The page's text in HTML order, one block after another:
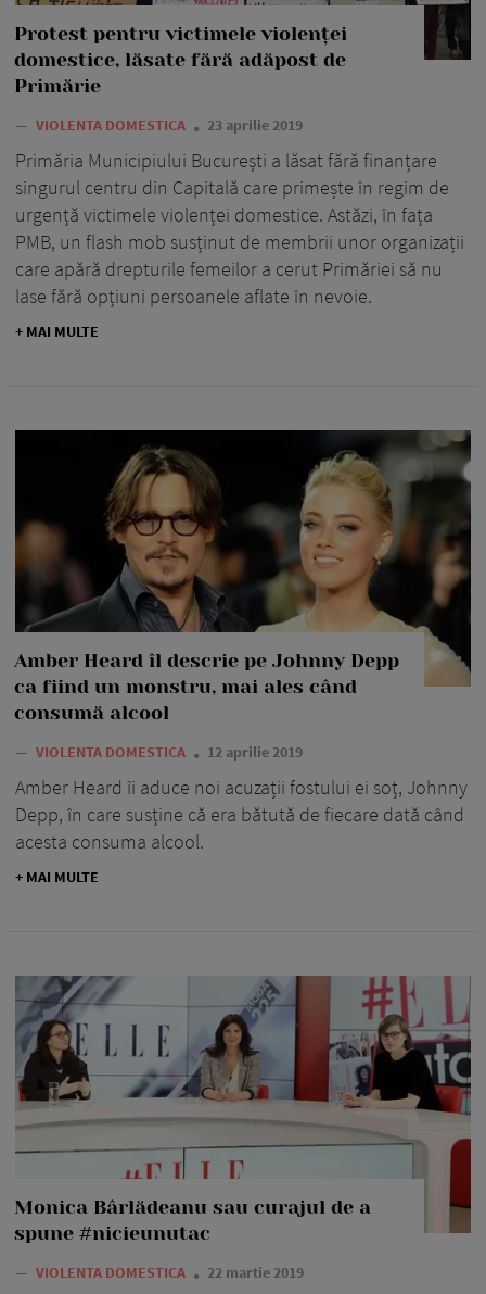
Protest pentru victimele violenței
domestice, lăsate fără adăpost de
Primărie
— VIOLENTA DOMESTICA 23 aprilie 2019
Primăria Municipiului București a lăsat fără finanțare
singurul centru din Capitală care primește în regim de
urgență victimele violenței domestice. Astăzi, în fața
PMB, un flash mob susținut de membrii unor organizații
care apără drepturile femeilor a cerut Primăriei să nu
lase fără opțiuni persoanele aflate în nevoie.
+ MAI MULTE
Amber Heard îl descrie pe Johnny Depp
ca fiind un monstru, mai ales când
consumă alcool
— VIOLENTA DOMESTICA 12 aprilie 2019
Amber Heard îi aduce noi acuzații fostului ei soț, Johnny
Depp, în care susține că era bătută de fiecare dată când
acesta consuma alcool.
+ MAI MULTE
Monica Bârlădeanu sau curajul de a
spune #nicieunutac
— VIOLENTA DOMESTICA 22 martie 2019